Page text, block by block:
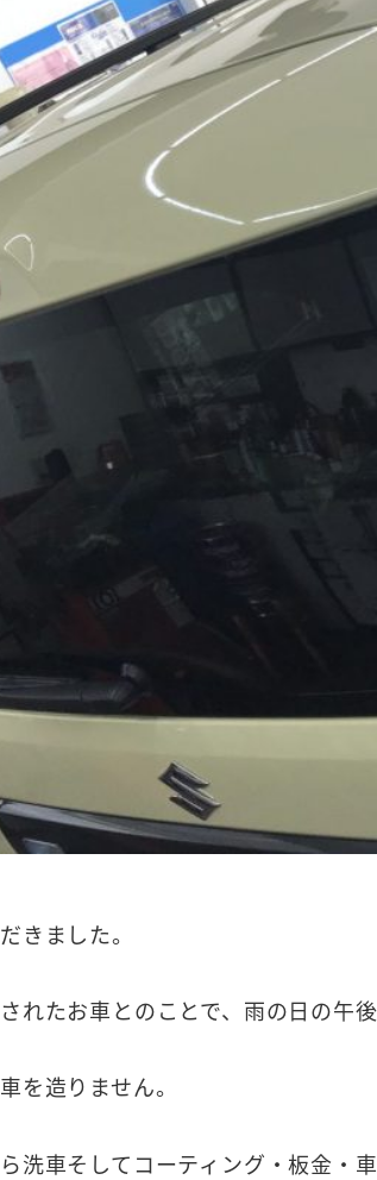
きました。
れたお車とのことで、雨の日の午
を造りません。
洗車そしてコーティング・板金・